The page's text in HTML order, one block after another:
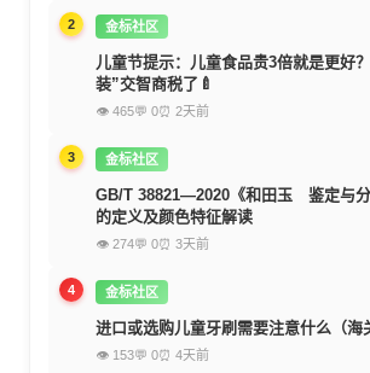
2 金标社区
儿童节提示：儿童食品贵3倍就是更好
装”交智商税了🍼
👁 465💬 0⏰ 2天前
3 金标社区
GB/T 38821—2020《和田玉 鉴定与
的定义及颜色特征解读
👁 274💬 0⏰ 3天前
4 金标社区
进口或选购儿童牙刷需要注意什么（海
👁 153💬 0⏰ 4天前